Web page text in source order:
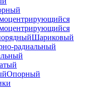
Шариковый
радиальный
Опорный